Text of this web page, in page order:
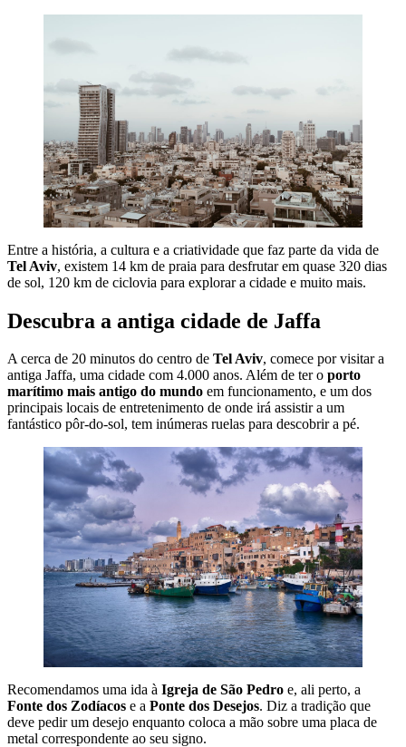
Entre a história, a cultura e a criatividade que faz parte da vida de
Tel Aviv, existem 14 km de praia para desfrutar em quase 320 dias
de sol, 120 km de ciclovia para explorar a cidade e muito mais.
Descubra a antiga cidade de Jaffa
A cerca de 20 minutos do centro de Tel Aviv, comece por visitar a
antiga Jaffa, uma cidade com 4.000 anos. Além de ter o porto
marítimo mais antigo do mundo em funcionamento, e um dos
principais locais de entretenimento de onde irá assistir a um
fantástico pôr-do-sol, tem inúmeras ruelas para descobrir a pé.
Recomendamos uma ida à Igreja de São Pedro e, ali perto, a
Fonte dos Zodíacos e a Ponte dos Desejos. Diz a tradição que
deve pedir um desejo enquanto coloca a mão sobre uma placa de
metal correspondente ao seu signo.